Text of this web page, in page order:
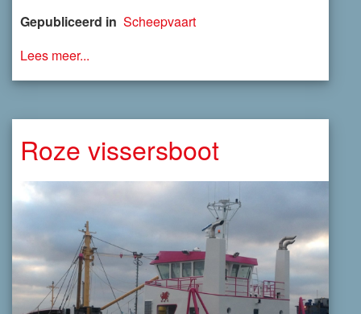
Gepubliceerd in Scheepvaart
Lees meer...
Roze vissersboot